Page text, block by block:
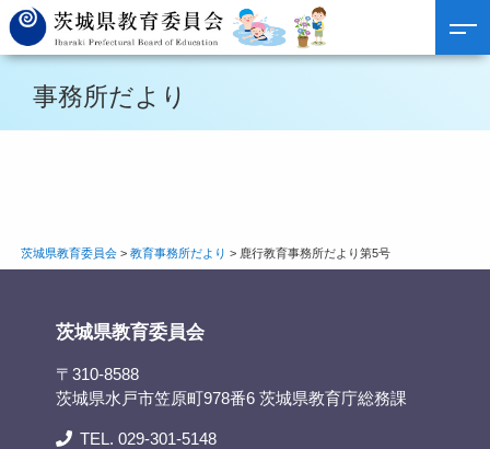
事務所だより
茨城県教育委員会> 教育事務所だより > 鹿行教育事務所だより第5号
茨城県教育委員会
〒310-8588
茨城県水戸市笠原町978番6 茨城県教育庁総務課
TEL. 029-301-5148